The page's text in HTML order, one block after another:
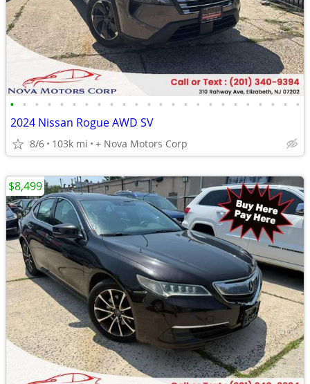
• • • • • • • • • • • • • • • • • • • • • • • •
2024 Nissan Rogue AWD SV
8/6 103k mi + Nova Motors Corp
$8,499